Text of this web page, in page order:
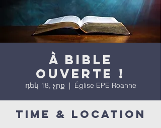
À bible
ouverte !
դեկ 18, չրք
  |
Église EPE Roanne
Time & Location